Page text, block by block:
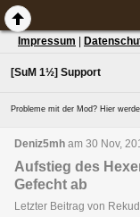
Impressum
[SuM 1½] Support
Probleme mit der Mod? Hier
Deniz5mh am 30 Nov,
Aufstieg des
Gefecht ab
Letzter Beitrag von